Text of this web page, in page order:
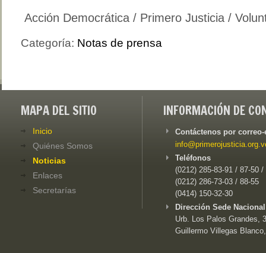
Acción Democrática / Primero Justicia /
Categoría: Notas de prensa
MAPA DEL SITIO
Inicio
Quiénes Somos
Noticias
Enlaces
Secretarías
INFORMACIÓN DE
Contáctenos por
Teléfonos
(0212) 285-83-91 / 87-50 /
(0212) 286-73-03 / 88-55
(0414) 150-32-30
Dirección Sede
Urb. Los Palos Grandes,
Guillermo Villegas